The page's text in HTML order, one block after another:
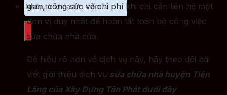
gian, công sức và chi phí khi chỉ cần liên hệ một
đơn vị duy nhất để hoàn tất toàn bộ công việc
sửa chữa nhà cửa.
Để hiểu rõ hơn về dịch vụ nãy, hãy theo dõi bài
viết giới thiệu dịch vụ sửa chữa nhà huyện Tiên
Lãng của Xây Dựng Tân Phát dưới đây